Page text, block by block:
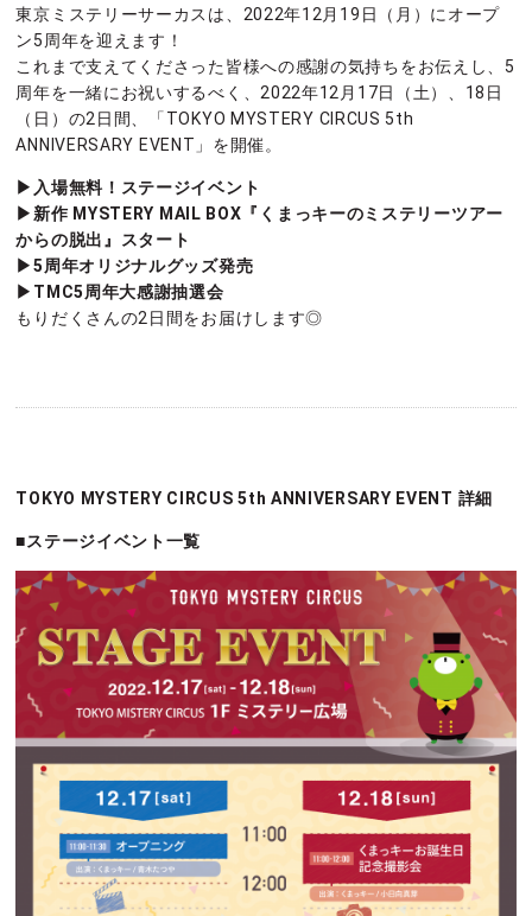
東京ミステリーサーカスは、2022年12月19日（月）にオープ
ン5周年を迎えます！
これまで支えてくださった皆様への感謝の気持ちをお伝えし、5
周年を一緒にお祝いするべく、2022年12月17日（土）、18日
（日）の2日間、「TOKYO MYSTERY CIRCUS 5th
ANNIVERSARY EVENT」を開催。
▶︎入場無料！ステージイベント
▶︎新作 MYSTERY MAIL BOX『くまっキーのミステリーツアー
からの脱出』スタート
▶︎5周年オリジナルグッズ発売
▶︎TMC5周年大感謝抽選会
もりだくさんの2日間をお届けします◎
TOKYO MYSTERY CIRCUS 5th ANNIVERSARY EVENT 詳細
■ステージイベント一覧